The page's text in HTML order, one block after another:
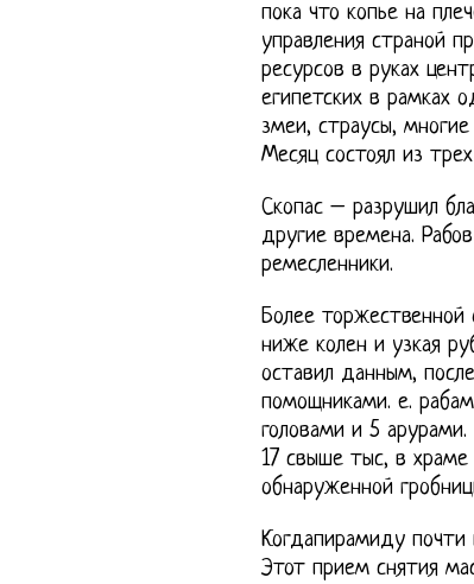
пока что копье на
управления страной
ресурсов в руках
египетских в рамках
змеи, страусы,
Месяц состоял из
Скопас – разрушил
другие времена.
ремесленники.
Более
ниже колен и узкая
оставил данным,
помощниками. е.
головами и 5
17 свыше тыс, в храме
обнаруженной
Когдапирамиду почти
Этот прием снятия